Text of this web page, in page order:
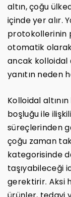
altın, çoğu
içinde yer alır.
protokollerinin
otomatik olarak
ancak kolloidal
yanıtın neden
Kolloidal
boşluğu ile
süreçlerinden
çoğu zaman
kategorisinde
taşıyabileceği
gerektirir. Aksi